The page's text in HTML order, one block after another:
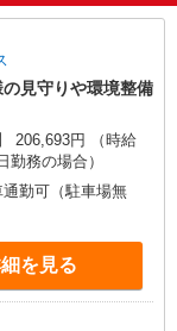
見守りや環境整備
務の場合）
勤可（駐車場無
を見る